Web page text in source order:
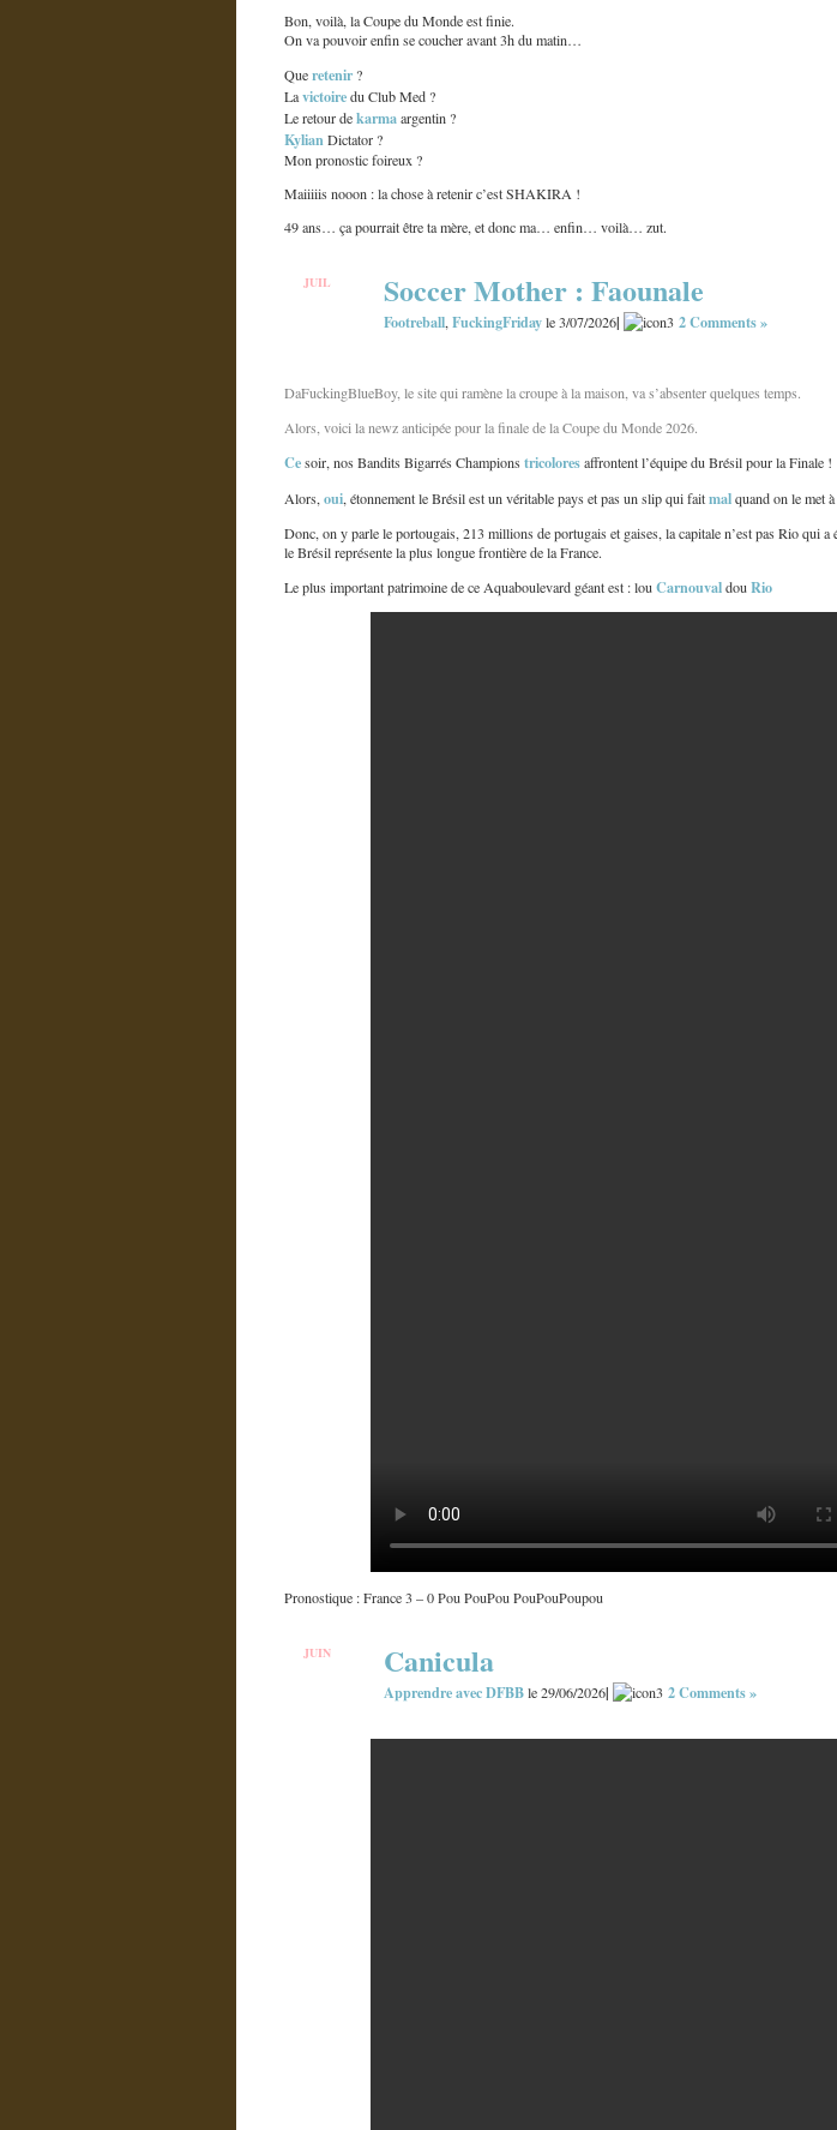
Bon, voilà, la Coupe du Monde est finie.
On va pouvoir enfin se coucher avant 3h du matin…
Queretenir?
Lavictoiredu Club Med ?
Le retour dekarmaargentin ?
KylianDictator ?
Mon pronostic foireux ?
Maiiiiis nooon : la chose à retenir c’est SHAKIRA !
49 ans… ça pourrait être ta mère, et donc ma… enfin… voilà… zut.
JUIL Soccer Mother : Faounale
Footreball,FuckingFridayle 3/07/2026| 2 Comments »
DaFuckingBlueBoy, le site qui ramène la croupe à la maison, va s’absenter quelques temps.
Alors, voici la newz anticipée pour la finale de la Coupe du Monde 2026.
Cesoir, nos Bandits Bigarrés Championstricoloresaffrontent l’équipe du Brésil pour la Finale !
Alors, oui, étonnement le Brésil est un véritable pays et pas un slip qui faitmalquand on le met à
Donc, on y parle le portougais, 213 millions de portugais et gaises, la capitale n’est pas Rio qui a
le Brésil représente la plus longue frontière de la France.
Le plus important patrimoine de ce Aquaboulevard géant est : louCarnouvaldouRio
Pronostique : France 3 – 0 Pou PouPou PouPouPoupou
JUIN Canicula
Apprendre avec DFBBle 29/06/2026| 2 Comments »